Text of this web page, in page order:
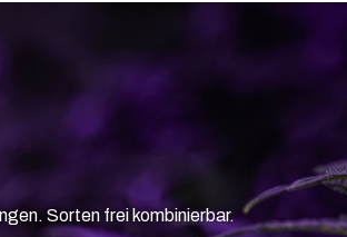
Sorten frei kombinierbar.